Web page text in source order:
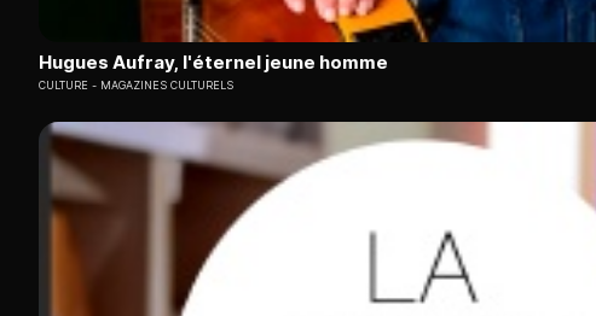
Hugues Aufray, l'éternel jeune homme
CULTURE MAGAZINES CULTURELS